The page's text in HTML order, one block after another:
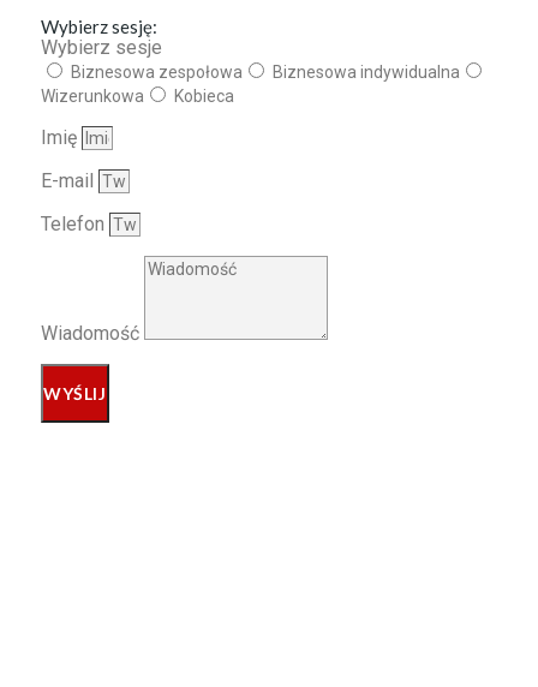
Wybierz sesję:
Wybierz sesje
Biznesowa zespołowa
Biznesowa indywidualna
Wizerunkowa
Kobieca
Imię
E-mail
Telefon
Wiadomość
WYŚLIJ